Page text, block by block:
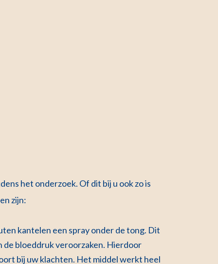
het onderzoek. Of dit bij u ook zo is
zijn:
kantelen een spray onder de tong. Dit
de bloeddruk veroorzaken. Hierdoor
bij uw klachten. Het middel werkt heel